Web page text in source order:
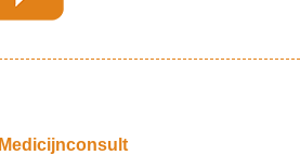
Medicijnconsult